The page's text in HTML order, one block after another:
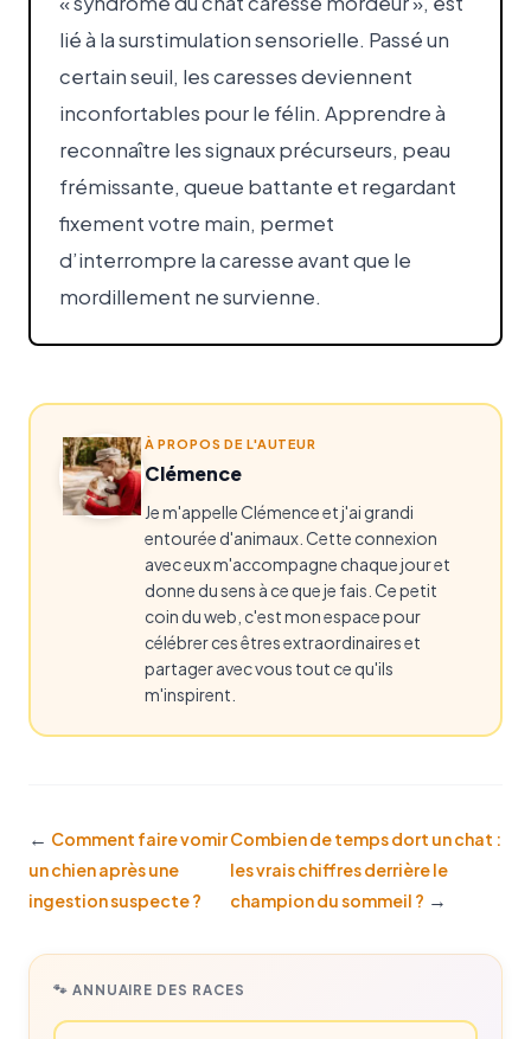
lié à la surstimulation sensorielle. Passé un
certain seuil, les caresses deviennent
inconfortables pour le félin. Apprendre à
reconnaître les signaux précurseurs, peau
frémissante, queue battante et regardant
fixement votre main, permet
d’interrompre la caresse avant que le
mordillement ne survienne.
À PROPOS DE L'AUTEUR
Clémence
Je m'appelle Clémence et j'ai grandi
entourée d'animaux. Cette connexion
avec eux m'accompagne chaque jour et
donne du sens à ce que je fais. Ce petit
coin du web, c'est mon espace pour
célébrer ces êtres extraordinaires et
partager avec vous tout ce qu'ils
m'inspirent.
← Comment faire vomir
un chien après une
ingestion suspecte ?
Combien de temps dort un chat :
les vrais chiffres derrière le
champion du sommeil ? →
🐾 ANNUAIRE DES RACES